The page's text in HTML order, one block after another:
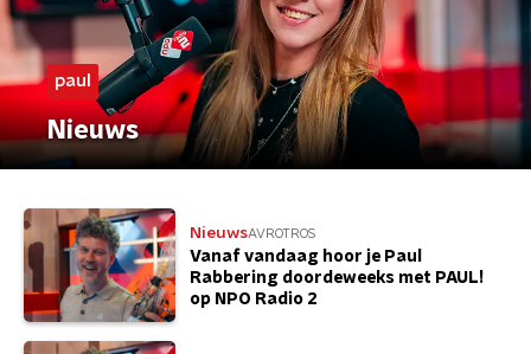
paul
Nieuws
NieuwsAVROTROS
Vanaf vandaag hoor je Paul
Rabbering doordeweeks met PAUL!
op NPO Radio 2